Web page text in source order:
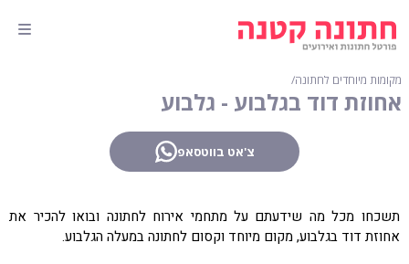
מקומות מיוחדים לחתונה∕
אחוזת דוד בגלבוע - גלבוע
צ'אט בווטסאפ
תשכחו מכל מה שידעתם על מתחמי אירוח לחתונה ובואו להכיר את
אחוזת דוד בגלבוע, מקום מיוחד וקסום לחתונה במעלה הגלבוע.